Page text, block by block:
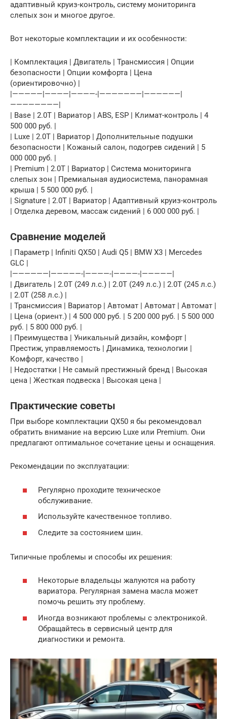
адаптивный круиз-контроль, систему мониторинга
слепых зон и многое другое.
Вот некоторые комплектации и их особенности:
| Комплектация | Двигатель | Трансмиссия | Опции
безопасности | Опции комфорта | Цена
(ориентировочно) |
|—————|————|————-|———————|——————|
————————|
| Base | 2.0T | Вариатор | ABS, ESP | Климат-контроль | 4
500 000 руб. |
| Luxe | 2.0T | Вариатор | Дополнительные подушки
безопасности | Кожаный салон, подогрев сидений | 5
000 000 руб. |
| Premium | 2.0T | Вариатор | Система мониторинга
слепых зон | Премиальная аудиосистема, панорамная
крыша | 5 500 000 руб. |
| Signature | 2.0T | Вариатор | Адаптивный круиз-контроль
| Отделка деревом, массаж сидений | 6 000 000 руб. |
Сравнение моделей
| Параметр | Infiniti QX50 | Audi Q5 | BMW X3 | Mercedes
GLC |
|——————|—————-|————-|————-|—————|
| Двигатель | 2.0T (249 л.с.) | 2.0T (249 л.с.) | 2.0T (245 л.с.)
| 2.0T (258 л.с.) |
| Трансмиссия | Вариатор | Автомат | Автомат | Автомат |
| Цена (ориент.) | 4 500 000 руб. | 5 200 000 руб. | 5 500 000
руб. | 5 800 000 руб. |
| Преимущества | Уникальный дизайн, комфорт |
Престиж, управляемость | Динамика, технологии |
Комфорт, качество |
| Недостатки | Не самый престижный бренд | Высокая
цена | Жесткая подвеска | Высокая цена |
Практические советы
При выборе комплектации QX50 я бы рекомендовал
обратить внимание на версию Luxe или Premium. Они
предлагают оптимальное сочетание цены и оснащения.
Рекомендации по эксплуатации:
Регулярно проходите техническое
обслуживание.
Используйте качественное топливо.
Следите за состоянием шин.
Типичные проблемы и способы их решения:
Некоторые владельцы жалуются на работу
вариатора. Регулярная замена масла может
помочь решить эту проблему.
Иногда возникают проблемы с электроникой.
Обращайтесь в сервисный центр для
диагностики и ремонта.